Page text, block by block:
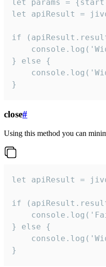
let params =
let apiResult =
if
} else {
}
close#
Using this method you can
let apiResult =
if
} else {
}